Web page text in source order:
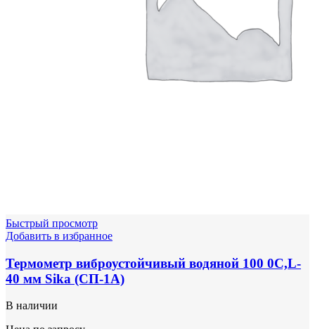
Быстрый просмотр
Добавить в избранное
Термометр виброустойчивый водяной 100 0С,L-
40 мм Sika (СП-1А)
В наличии